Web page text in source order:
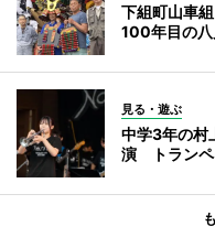
下組町山車
100年目の
見る・遊ぶ
中学3年の村
演 トランペ